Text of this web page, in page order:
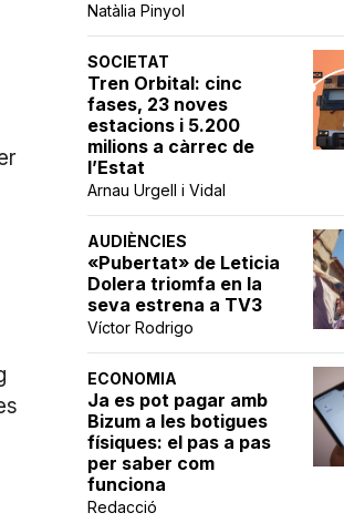
Natàlia Pinyol
SOCIETAT
Tren Orbital: cinc
fases, 23 noves
estacions i 5.200
milions a càrrec de
l’Estat
Arnau Urgell i Vidal
AUDIÈNCIES
«Pubertat» de Leticia
Dolera triomfa en la
seva estrena a TV3
Víctor Rodrigo
ECONOMIA
Ja es pot pagar amb
Bizum a les botigues
físiques: el pas a pas
per saber com
funciona
Redacció